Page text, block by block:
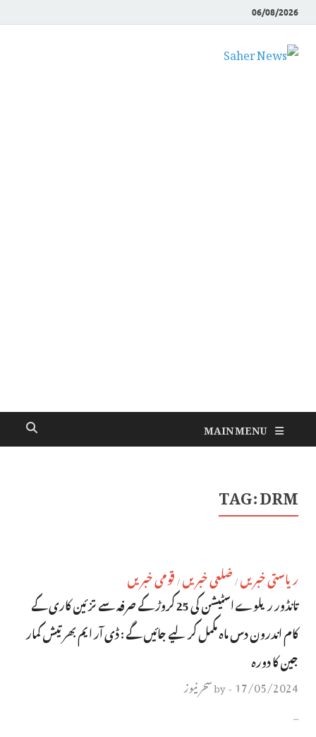
06/08/2026
MAIN MENU
TAG:DRM
ریاستی خبریں / ضلعی خبریں / قومی خبریں
تانڈور ریلوے اسٹیشن کی 25 کروڑ کے صرفہ سے تزئین کاری کے
کام اندرون دس ماہ مکمل کرلیے جائیں گے : ڈی آر ایم بھرتیش کمار
جین کا دورہ
17/05/2024
-
byسحر نیوز
…